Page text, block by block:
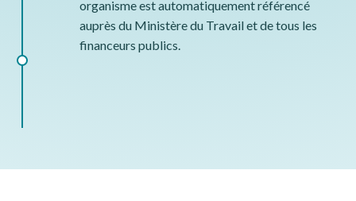
organisme est automatiquement référencé
auprès du Ministère du Travail et de tous les
financeurs publics.